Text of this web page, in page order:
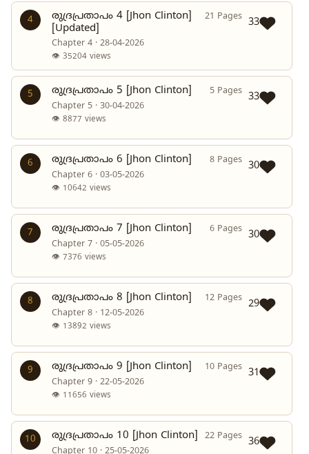
4
രുദ്രപ്രതാപം 4 [Jhon Clinton]
[Updated]
21 Pages
Chapter 4 · 28-04-2026
👁 35204 views
33
5 രുദ്രപ്രതാപം 5 [Jhon Clinton]
5 Pages
Chapter 5 · 30-04-2026
👁 8877 views
33
6 രുദ്രപ്രതാപം 6 [Jhon Clinton]
8 Pages
Chapter 6 · 03-05-2026
👁 10642 views
30
7 രുദ്രപ്രതാപം 7 [Jhon Clinton]
6 Pages
Chapter 7 · 05-05-2026
👁 7376 views
30
8 രുദ്രപ്രതാപം 8 [Jhon Clinton]
12 Pages
Chapter 8 · 12-05-2026
👁 13892 views
29
9 രുദ്രപ്രതാപം 9 [Jhon Clinton]
10 Pages
Chapter 9 · 22-05-2026
👁 11656 views
31
10 രുദ്രപ്രതാപം 10 [Jhon Clinton]
22 Pages
Chapter 10 · 25-05-2026
36